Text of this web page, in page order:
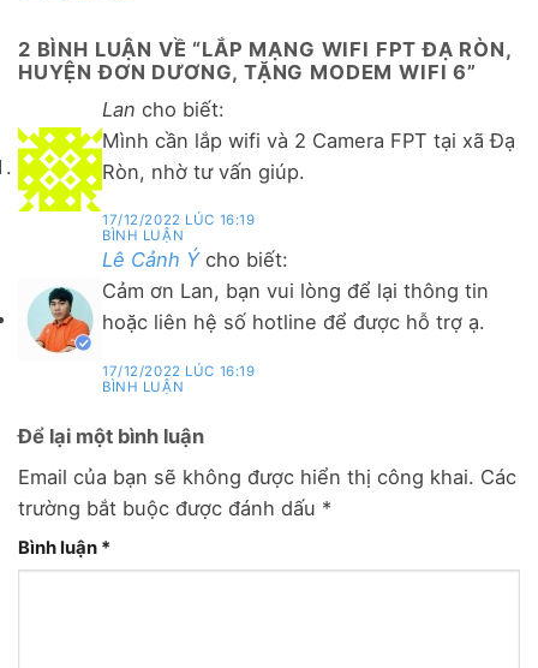
2 BÌNH LUẬN VỀ “LẮP MẠNG WIFI FPT ĐẠ RÒN,
HUYỆN ĐƠN DƯƠNG, TẶNG MODEM WIFI 6”
Lan cho biết:
Mình cần lắp wifi và 2 Camera FPT tại xã Đạ
Ròn, nhờ tư vấn giúp.
17/12/2022 LÚC 16:19
BÌNH LUẬN
Lê Cảnh Ý cho biết:
Cảm ơn Lan, bạn vui lòng để lại thông tin
hoặc liên hệ số hotline để được hỗ trợ ạ.
17/12/2022 LÚC 16:19
BÌNH LUẬN
Để lại một bình luận
Email của bạn sẽ không được hiển thị công khai. Các
trường bắt buộc được đánh dấu *
Bình luận *